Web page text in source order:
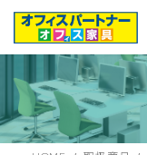
ス
キ
ン
に